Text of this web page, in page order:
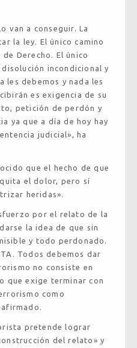
van a conseguir. La
la ley. El único camino
Derecho. El único
incondicional y
les debemos y nada les
es exigencia de su
petición de perdón y
ya que a día de hoy hay
judicial», ha
que el hecho de que
el dolor, pero sí
heridas».
por el relato de la
la idea de que sin
y todo perdonado.
Todos debemos dar
no consiste en
que exige terminar con
como
pretende lograr
del relato» y